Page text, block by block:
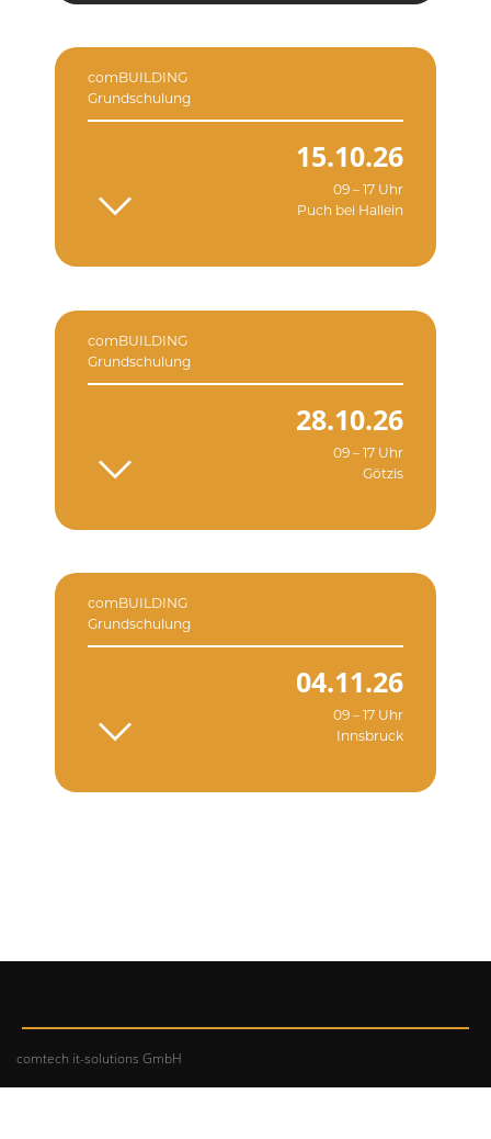
comBUILDING
Grundschulung
15.10.26
09 – 17 Uhr
Puch bei Hallein
comBUILDING
Grundschulung
28.10.26
09 – 17 Uhr
Götzis
comBUILDING
Grundschulung
04.11.26
09 – 17 Uhr
Innsbruck
comtech it-solutions GmbH